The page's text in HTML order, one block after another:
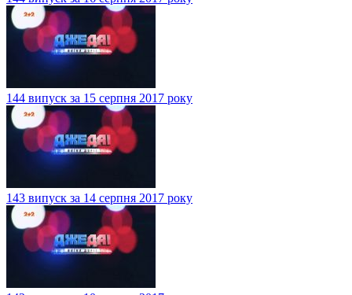
144 випуск за 15 серпня 2017 року
143 випуск за 14 серпня 2017 року